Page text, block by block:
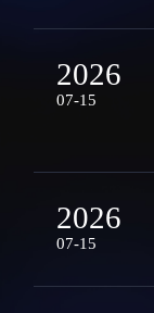
科研进展
科研诚信与伦
2026
07-15
2026
07-15